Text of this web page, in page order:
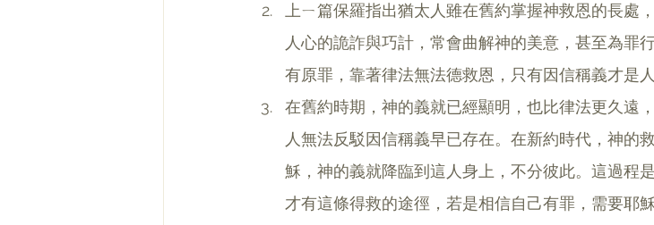
上ㄧ篇保羅指出猶太人雖在舊約掌握神救恩的長處
人心的詭詐與巧計，常會曲解神的美意，甚至為罪
有原罪，靠著律法無法德救恩，只有因信稱義才是人
在舊約時期，神的義就已經顯明，也比律法更久遠
人無法反駁因信稱義早已存在。在新約時代，神的
穌，神的義就降臨到這人身上，不分彼此。這過程
才有這條得救的途徑，若是相信自己有罪，需要耶